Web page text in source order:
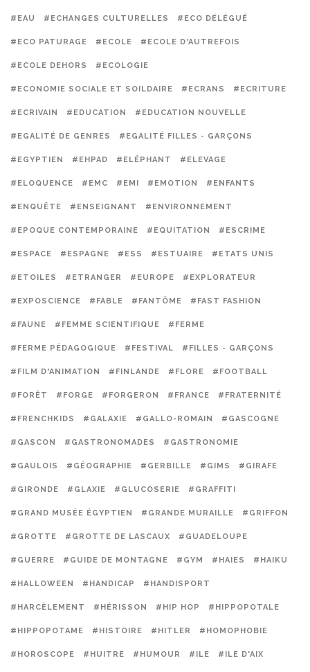
#EAU #ECHANGES CULTURELLES #ECO DÉLÉGUÉ
#ECO PATURAGE #ECOLE #ECOLE D'AUTREFOIS
#ECOLE DEHORS #ECOLOGIE
#ECONOMIE SOCIALE ET SOILDAIRE #ECRANS #ECRITURE
#ECRIVAIN #EDUCATION #EDUCATION NOUVELLE
#EGALITÉ DE GENRES #EGALITÉ FILLES - GARÇONS
#EGYPTIEN #EHPAD #ELÉPHANT #ELEVAGE
#ELOQUENCE #EMC #EMI #EMOTION #ENFANTS
#ENQUÊTE #ENSEIGNANT #ENVIRONNEMENT
#EPOQUE CONTEMPORAINE #EQUITATION #ESCRIME
#ESPACE #ESPAGNE #ESS #ESTUAIRE #ETATS UNIS
#ETOILES #ETRANGER #EUROPE #EXPLORATEUR
#EXPOSCIENCE #FABLE #FANTÔME #FAST FASHION
#FAUNE #FEMME SCIENTIFIQUE #FERME
#FERME PÉDAGOGIQUE #FESTIVAL #FILLES - GARÇONS
#FILM D'ANIMATION #FINLANDE #FLORE #FOOTBALL
#FORÊT #FORGE #FORGERON #FRANCE #FRATERNITÉ
#FRENCHKIDS #GALAXIE #GALLO-ROMAIN #GASCOGNE
#GASCON #GASTRONOMADES #GASTRONOMIE
#GAULOIS #GÉOGRAPHIE #GERBILLE #GIMS #GIRAFE
#GIRONDE #GLAXIE #GLUCOSERIE #GRAFFITI
#GRAND MUSÉE ÉGYPTIEN #GRANDE MURAILLE #GRIFFON
#GROTTE #GROTTE DE LASCAUX #GUADELOUPE
#GUERRE #GUIDE DE MONTAGNE #GYM #HAIES #HAIKU
#HALLOWEEN #HANDICAP #HANDISPORT
#HARCÈLEMENT #HÉRISSON #HIP HOP #HIPPOPOTALE
#HIPPOPOTAME #HISTOIRE #HITLER #HOMOPHOBIE
#HOROSCOPE #HUITRE #HUMOUR #ILE #ILE D'AIX